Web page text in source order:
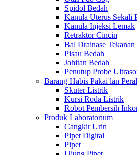
Spidol Bedah
Kanula Uterus Sekali
Kanula Injeksi Lemak
Retraktor Cincin
Bal Drainase
Pisau Bedah
Jahitan Bedah
Penutup Probe
Barang Habis Pakai lan
Skuter Listrik
Kursi Roda Listrik
Robot Pembersih
Produk Laboratorium
Cangkir Urin
Pipet Digital
Pipet